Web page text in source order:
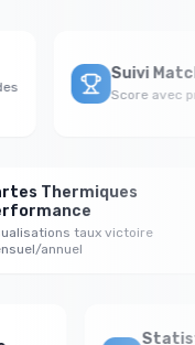
Suivi Match
Score avec
Cartes Thermiques
Performance
Visualisations taux victoire
mensuel/annuel